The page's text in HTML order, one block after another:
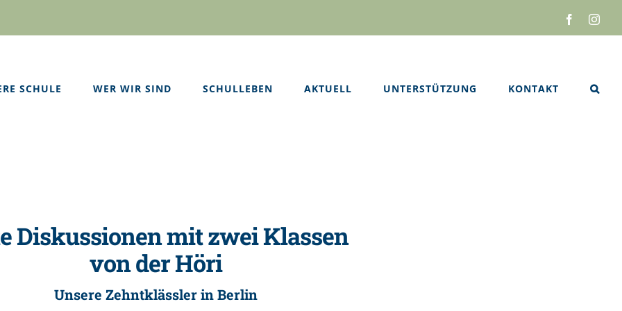
Facebook
SCHULE WER WIR SIND SCHULLEBEN AKTUELL UNTERSTÜTZUNG KONTAKT
Diskussionen mit zwei Klassen
von der Höri
Unsere Zehntklässler in Berlin